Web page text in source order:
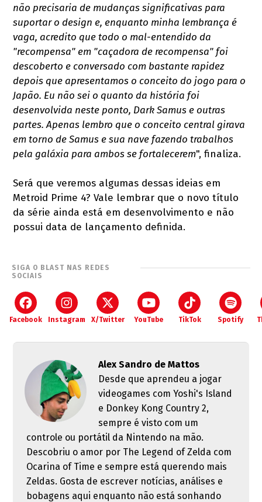
não precisaria de mudanças significativas para
suportar o design e, enquanto minha lembrança é
vaga, acredito que todo o mal-entendido da
"recompensa" em "caçadora de recompensa" foi
descoberto e conversado com bastante rapidez
depois que apresentamos o conceito do jogo para o
Japão. Eu não sei o quanto da história foi
desenvolvida neste ponto, Dark Samus e outras
partes. Apenas lembro que o conceito central girava
em torno de Samus e sua nave fazendo trabalhos
pela galáxia para ambos se fortalecerem", finaliza.
Será que veremos algumas dessas ideias em
Metroid Prime 4? Vale lembrar que o novo título
da série ainda está em desenvolvimento e não
possui data de lançamento definida.
SIGA O BLAST NAS REDES
SOCIAIS
Facebook Instagram X/Twitter YouTube TikTok Spotify
Alex Sandro de Mattos
Desde que aprendeu a jogar
videogames com Yoshi's Island
e Donkey Kong Country 2,
sempre é visto com um
controle ou portátil da Nintendo na mão.
Descobriu o amor por The Legend of Zelda com
Ocarina of Time e sempre está querendo mais
Zeldas. Gosta de escrever notícias, análises e
bobagens aqui enquanto não está sonhando